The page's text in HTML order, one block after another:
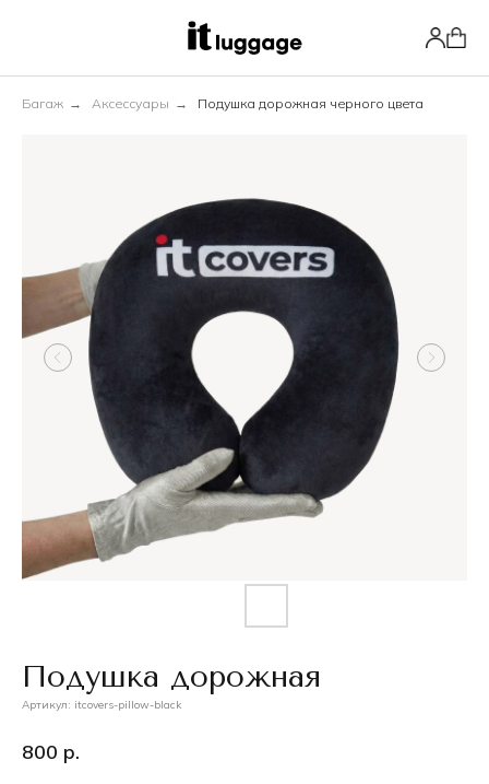
Багаж → Аксессуары → Подушка дорожная черного цвета
Подушка дорожная
Артикул: itcovers-pillow-black
800 р.